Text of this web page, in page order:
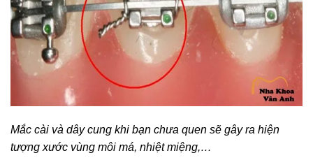
Mắc cài và dây cung khi bạn chưa quen sẽ gây ra hiện
tượng xước vùng môi má, nhiệt miệng,…